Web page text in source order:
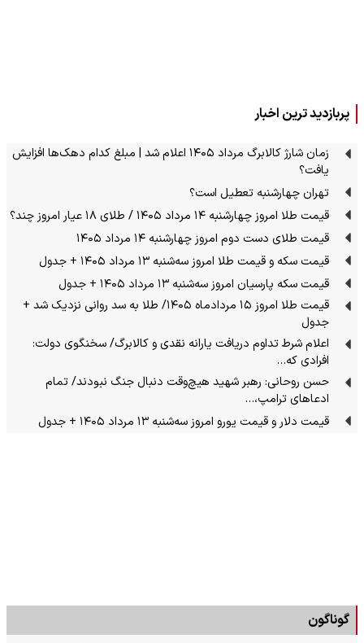
پربازدید ترین اخبار
زمان شارژ کالابرگ مرداد ۱۴۰۵ اعلام شد | مبلغ کدام دهک‌ها افزایش
یافت؟
تهران چهارشنبه تعطیل است؟
قیمت طلا امروز چهارشنبه ۱۴ مرداد ۱۴۰۵ / طلای ۱۸ عیار امروز چند؟
قیمت طلای دست دوم امروز چهارشنبه ۱۴ مرداد ۱۴۰۵
قیمت سکه و قیمت طلا امروز سه‌شنبه ۱۳ مرداد ۱۴۰۵ + جدول
قیمت سکه پارسیان امروز سه‌شنبه ۱۳ مرداد ۱۴۰۵ + جدول
قیمت طلا امروز ۱۵ مردادماه ۱۴۰۵/ طلا به سد روانی نزدیک شد +
جدول
اعلام شرط تداوم دریافت یارانه نقدی و کالابرگ/ سخنگوی دولت:
افرادی که…
حسن روحانی: رهبر شهید هیچ‌وقت دنبال جنگ نبودند/ تمام
ادعاهای ترامپ،…
قیمت دلار و قیمت یورو امروز سه‌شنبه ۱۳ مرداد ۱۴۰۵ + جدول
گوناگون